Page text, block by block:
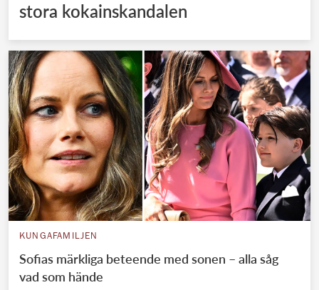
stora kokainskandalen
KUNGAFAMILJEN
Sofias märkliga beteende med sonen – alla såg
vad som hände